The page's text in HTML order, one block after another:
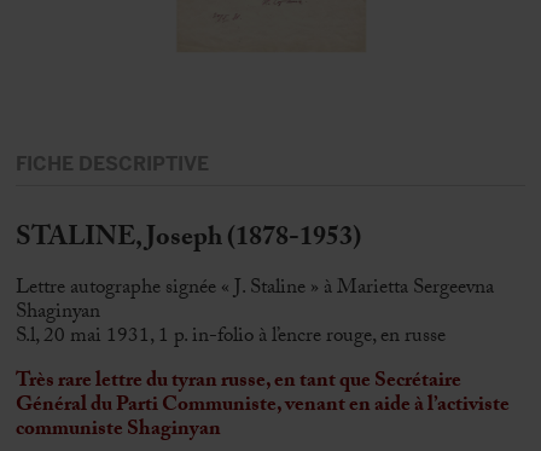
FICHE DESCRIPTIVE
STALINE, Joseph (1878-1953)
Lettre autographe signée « J. Staline » à Marietta Sergeevna
Shaginyan
S.l, 20 mai 1931, 1 p. in-folio à l’encre rouge, en russe
Très rare lettre du tyran russe, en tant que Secrétaire
Général du Parti Communiste, venant en aide à l’activiste
communiste Shaginyan